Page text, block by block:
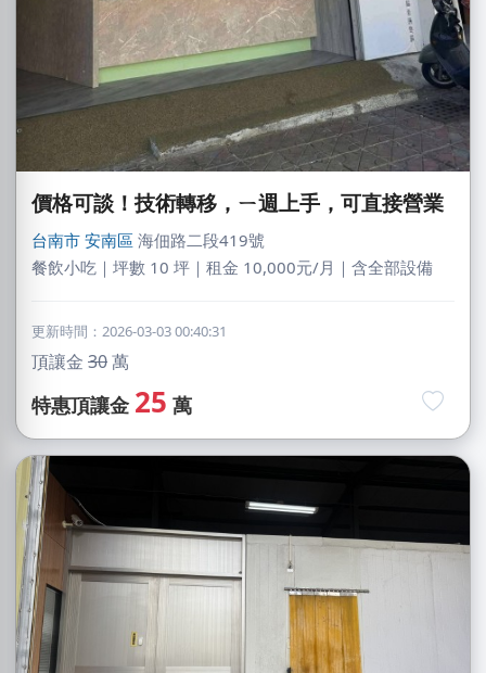
價格可談！技術轉移，ㄧ週上手，可直接營業
台南市 安南區 海佃路二段419號
餐飲小吃｜坪數 10 坪｜租金 10,000元/月｜含全部設備
更新時間：2026-03-03 00:40:31
頂讓金 30萬
特惠頂讓金 25 萬